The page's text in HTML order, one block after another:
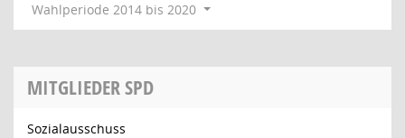
Wahlperiode 2014 bis 2020
MITGLIEDER SPD
Sozialausschuss